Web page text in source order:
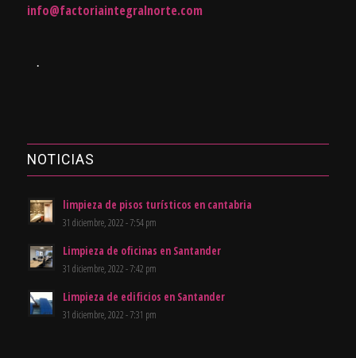
info@factoriaintegralnorte.com
.
NOTICIAS
limpieza de pisos turísticos en cantabria
31 diciembre, 2022 - 7:54 pm
Limpieza de oficinas en Santander
31 diciembre, 2022 - 7:42 pm
Limpieza de edificios en Santander
31 diciembre, 2022 - 7:31 pm